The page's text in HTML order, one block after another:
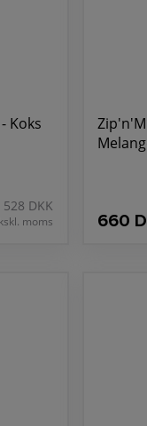
Koks
528 DKK
moms 660